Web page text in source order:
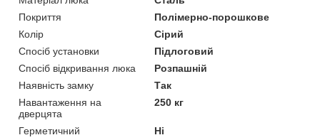
Покриття
Полімерно-порошкове
Колір
Сірий
Спосіб установки
Підлоговий
Спосіб відкривання люка
Розпашній
Наявність замку
Так
Навантаження на
дверцята
250 кг
Герметичний
Ні